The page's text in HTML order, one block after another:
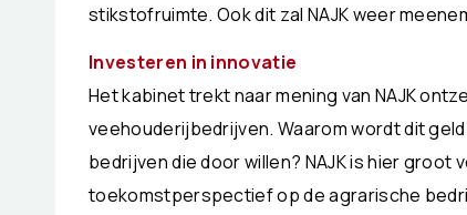
stikstofruimte. Ook dit zal NAJK weer
Investeren in innovatie
Het kabinet trekt naar mening van NAJK
veehouderijbedrijven. Waarom wordt dit
bedrijven die door willen? NAJK is hier
toekomstperspectief op de agrarische